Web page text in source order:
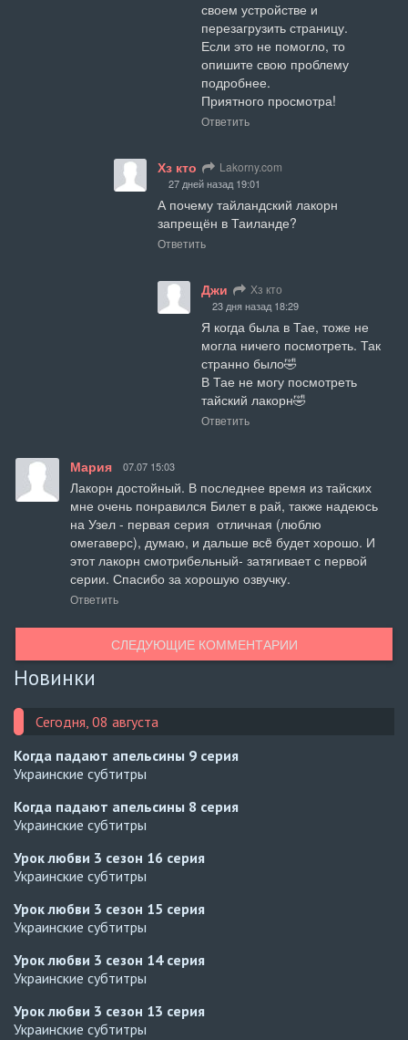
своем устройстве и
перезагрузить страницу.
Если это не помогло, то
опишите свою проблему
подробнее.
Приятного просмотра!
Ответить
Хз кто Lakorny.com
27 дней назад 19:01
А почему тайландский лакорн
запрещён в Таиланде?
Ответить
Джи Хз кто
23 дня назад 18:29
Я когда была в Тае, тоже не
могла ничего посмотреть. Так
странно было🤣
В Тае не могу посмотреть
тайский лакорн🤣
Ответить
Мария 07.07 15:03
Лакорн достойный. В последнее время из тайских
мне очень понравился Билет в рай, также надеюсь
на Узел - первая серия  отличная (люблю
омегаверс), думаю, и дальше всë будет хорошо. И
этот лакорн смотрибельный- затягивает с первой
серии. Спасибо за хорошую озвучку.
Ответить
СЛЕДУЮЩИЕ КОММЕНТАРИИ
Новинки
Сегодня, 08 августа
Когда падают апельсины 9 серия
Украинские субтитры
Когда падают апельсины 8 серия
Украинские субтитры
Урок любви 3 сезон 16 серия
Украинские субтитры
Урок любви 3 сезон 15 серия
Украинские субтитры
Урок любви 3 сезон 14 серия
Украинские субтитры
Урок любви 3 сезон 13 серия
Украинские субтитры